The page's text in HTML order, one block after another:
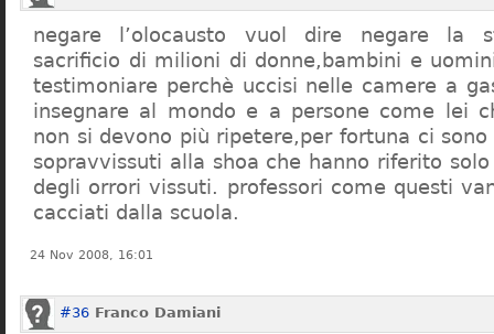
negare l’olocausto vuol dire negare la
sacrificio di milioni di donne,bambini e
testimoniare perchè uccisi nelle camere a
insegnare al mondo e a persone come lei
non si devono più ripetere,per fortuna ci
sopravvissuti alla shoa che hanno riferito
degli orrori vissuti. professori come questi
cacciati dalla scuola.
24 Nov 2008, 16:01
#36 Franco Damiani